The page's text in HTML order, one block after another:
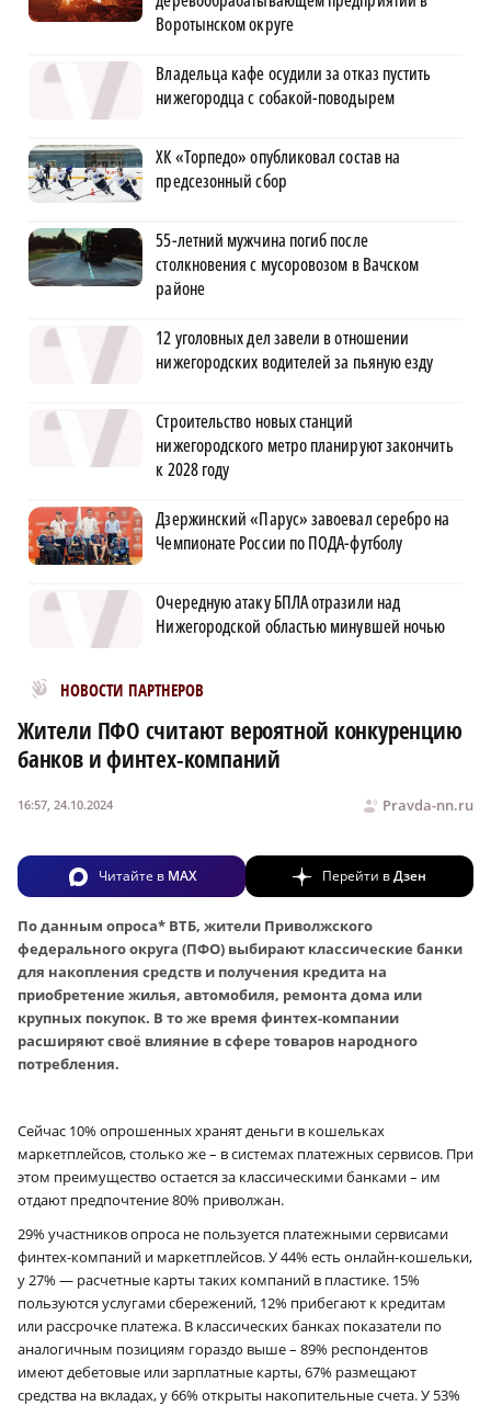
Воротынском округе
Владельца кафе осудили за отказ пустить
нижегородца с собакой-поводырем
ХК «Торпедо» опубликовал состав на
предсезонный сбор
55-летний мужчина погиб после
столкновения с мусоровозом в Вачском
районе
12 уголовных дел завели в отношении
нижегородских водителей за пьяную езду
Строительство новых станций
нижегородского метро планируют закончить
к 2028 году
Дзержинский «Парус» завоевал серебро на
Чемпионате России по ПОДА-футболу
Очередную атаку БПЛА отразили над
Нижегородской областью минувшей ночью
НОВОСТИ ПАРТНЕРОВ
Новости МирТесен
Жители ПФО считают вероятной конкуренцию
банков и финтех-компаний
Pravda-nn.ru
16:57, 24.10.2024
Читайте в MAX Перейти вДзен
По данным опроса* ВТБ, жители Приволжского
федерального округа (ПФО) выбирают классические банки
для накопления средств и получения кредита на
приобретение жилья, автомобиля, ремонта дома или
крупных покупок. В то же время финтех-компании
расширяют своё влияние в сфере товаров народного
потребления.
Сейчас 10% опрошенных хранят деньги в кошельках
маркетплейсов, столько же – в системах платежных сервисов. При
этом преимущество остается за классическими банками – им
отдают предпочтение 80% приволжан.
29% участников опроса не пользуется платежными сервисами
финтех-компаний и маркетплейсов. У 44% есть онлайн-кошельки,
у 27% — расчетные карты таких компаний в пластике. 15%
пользуются услугами сбережений, 12% прибегают к кредитам
или рассрочке платежа. В классических банках показатели по
аналогичным позициям гораздо выше – 89% респондентов
имеют дебетовые или зарплатные карты, 67% размещают
средства на вкладах, у 66% открыты накопительные счета. У 53%